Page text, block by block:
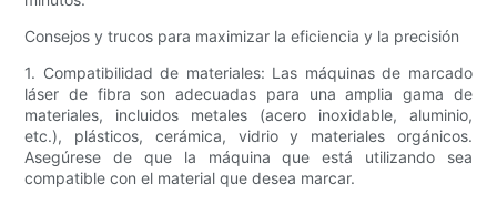
Consejos y trucos para maximizar la eficiencia y la precisión
1. Compatibilidad de materiales: Las máquinas de marcado
láser de fibra son adecuadas para una amplia gama de
materiales, incluidos metales (acero inoxidable, aluminio,
etc.), plásticos, cerámica, vidrio y materiales orgánicos.
Asegúrese de que la máquina que está utilizando sea
compatible con el material que desea marcar.